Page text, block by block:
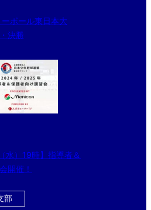
ボール東日本大
決勝
水）19時】指導者＆
開催！
部